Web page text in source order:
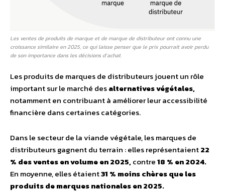
Les ventes de produits de marque et de marque de distributeur ont connu une
croissance similaire en 2025, ce qui laisse penser que le prix pourrait avoir perdu
de son importance dans les décisions d’achat.
Les produits de marques de distributeurs jouent un rôle
important sur le marché desalternatives végétales,
notamment en contribuant à améliorer leur accessibilité
financière dans certaines catégories.
Dans le secteur de la viande végétale, les marques de
distributeurs gagnent du terrain : elles représentaient22
% des ventes en volume en 2025,contre18 % en 2024.
En moyenne, elles étaient31 % moins chères que les
produits de marques nationales en 2025.